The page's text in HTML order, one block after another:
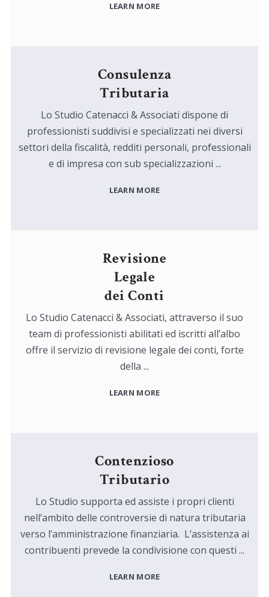
LEARN MORE
Consulenza
Tributaria
Lo Studio Catenacci & Associati dispone di
professionisti suddivisi e specializzati nei diversi
settori della fiscalità, redditi personali, professionali
e di impresa con sub specializzazioni ...
LEARN MORE
Revisione
Legale
dei Conti
Lo Studio Catenacci & Associati, attraverso il suo
team di professionisti abilitati ed iscritti all’albo
offre il servizio di revisione legale dei conti, forte
della ...
LEARN MORE
Contenzioso
Tributario
Lo Studio supporta ed assiste i propri clienti
nell’ambito delle controversie di natura tributaria
verso l’amministrazione finanziaria. L’assistenza ai
contribuenti prevede la condivisione con questi ...
LEARN MORE